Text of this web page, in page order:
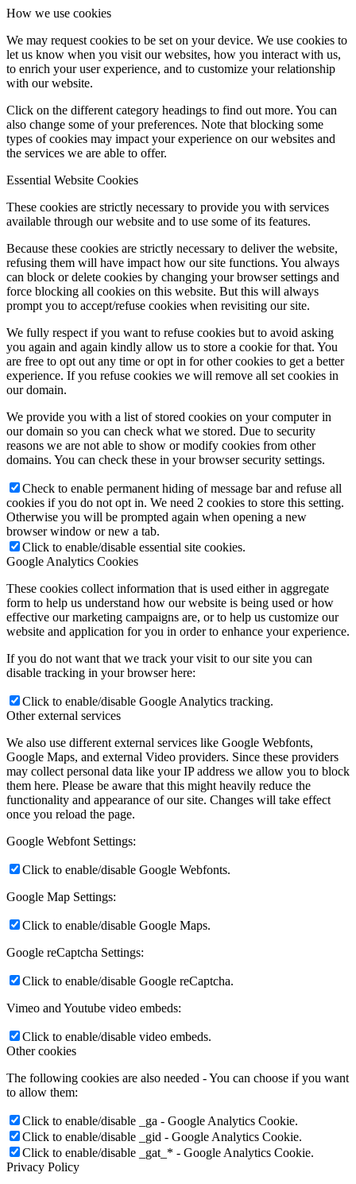
How we use cookies
We may request cookies to be set on your device. We use cookies to
let us know when you visit our websites, how you interact with us,
to enrich your user experience, and to customize your relationship
with our website.
Click on the different category headings to find out more. You can
also change some of your preferences. Note that blocking some
types of cookies may impact your experience on our websites and
the services we are able to offer.
Essential Website Cookies
These cookies are strictly necessary to provide you with services
available through our website and to use some of its features.
Because these cookies are strictly necessary to deliver the website,
refusing them will have impact how our site functions. You always
can block or delete cookies by changing your browser settings and
force blocking all cookies on this website. But this will always
prompt you to accept/refuse cookies when revisiting our site.
We fully respect if you want to refuse cookies but to avoid asking
you again and again kindly allow us to store a cookie for that. You
are free to opt out any time or opt in for other cookies to get a better
experience. If you refuse cookies we will remove all set cookies in
our domain.
We provide you with a list of stored cookies on your computer in
our domain so you can check what we stored. Due to security
reasons we are not able to show or modify cookies from other
domains. You can check these in your browser security settings.
Check to enable permanent hiding of message bar and refuse all
cookies if you do not opt in. We need 2 cookies to store this setting.
Otherwise you will be prompted again when opening a new
browser window or new a tab.
Click to enable/disable essential site cookies.
Google Analytics Cookies
These cookies collect information that is used either in aggregate
form to help us understand how our website is being used or how
effective our marketing campaigns are, or to help us customize our
website and application for you in order to enhance your experience.
If you do not want that we track your visit to our site you can
disable tracking in your browser here:
Click to enable/disable Google Analytics tracking.
Other external services
We also use different external services like Google Webfonts,
Google Maps, and external Video providers. Since these providers
may collect personal data like your IP address we allow you to block
them here. Please be aware that this might heavily reduce the
functionality and appearance of our site. Changes will take effect
once you reload the page.
Google Webfont Settings:
Click to enable/disable Google Webfonts.
Google Map Settings:
Click to enable/disable Google Maps.
Google reCaptcha Settings:
Click to enable/disable Google reCaptcha.
Vimeo and Youtube video embeds:
Click to enable/disable video embeds.
Other cookies
The following cookies are also needed - You can choose if you want
to allow them:
Click to enable/disable _ga - Google Analytics Cookie.
Click to enable/disable _gid - Google Analytics Cookie.
Click to enable/disable _gat_* - Google Analytics Cookie.
Privacy Policy